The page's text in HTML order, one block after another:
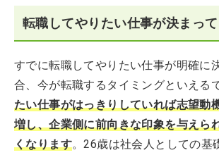
転職してやりたい仕事が決まっ
すでに転職してやりたい仕事が明確に
合、今が転職するタイミングといえる
たい仕事がはっきりしていれば志望動
増し、企業側に前向きな印象を与えら
くなります。26歳は社会人としての基